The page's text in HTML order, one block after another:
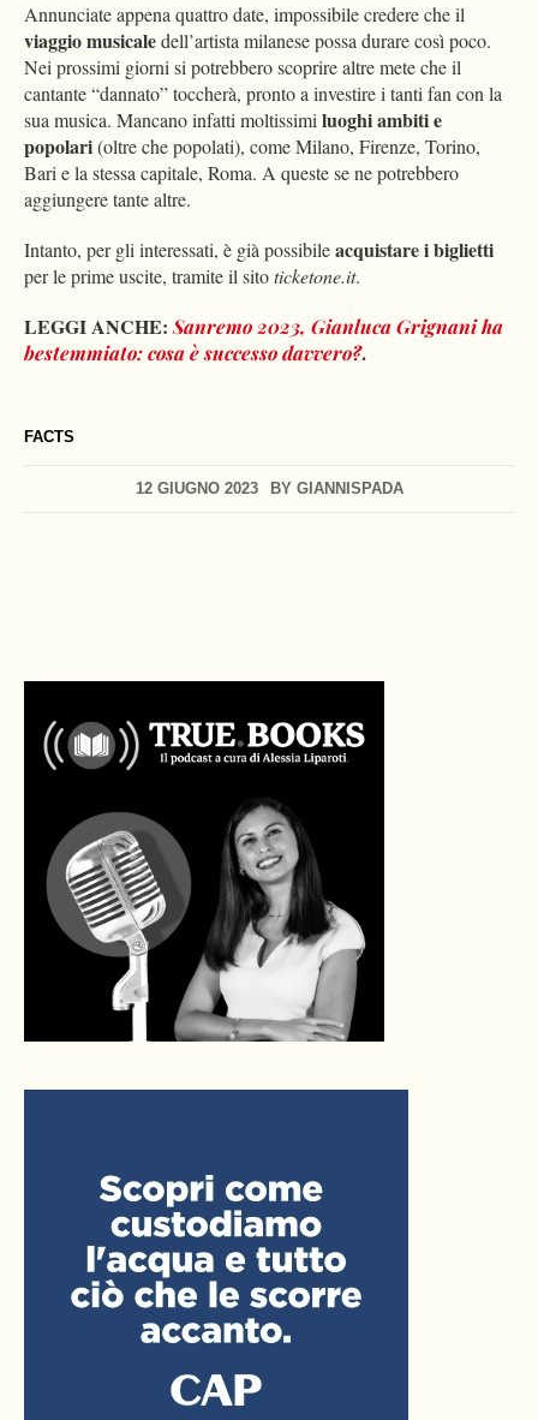
FACTS
12 GIUGNO 2023 BY GIANNISPADA
Annunciate appena quattro date, impossibile credere che il
viaggio musicaledell’artista milanese possa durare così poco.
Nei prossimi giorni si potrebbero scoprire altre mete che il
cantante “dannato” toccherà, pronto a investire i tanti fan con la
sua musica. Mancano infatti moltissimiluoghi ambiti e
popolari(oltre che popolati), come Milano, Firenze, Torino,
Bari e la stessa capitale, Roma. A queste se ne potrebbero
aggiungere tante altre.
Intanto, per gli interessati, è già possibileacquistare i biglietti
per le prime uscite, tramite il sitoticketone.it.
LEGGI ANCHE:Sanremo 2023, Gianluca Grignani ha
bestemmiato: cosa è successo davvero?.